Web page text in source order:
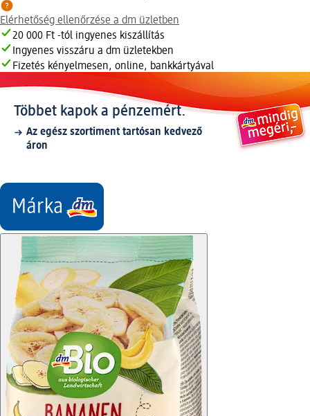
Elérhetőség ellenőrzése a dm üzletben
20 000 Ft -tól ingyenes kiszállítás
Ingyenes visszáru a dm üzletekben
Fizetés kényelmesen, online, bankkártyával
Többet kapok a pénzemért.
Az egész szortiment tartósan kedvező
áron